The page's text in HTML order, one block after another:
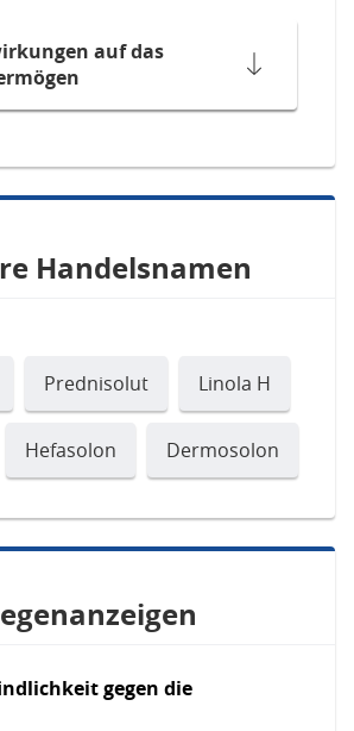
auf das
Handelsnamen
Prednisolut Linola H
Hefasolon Dermosolon
gegen die